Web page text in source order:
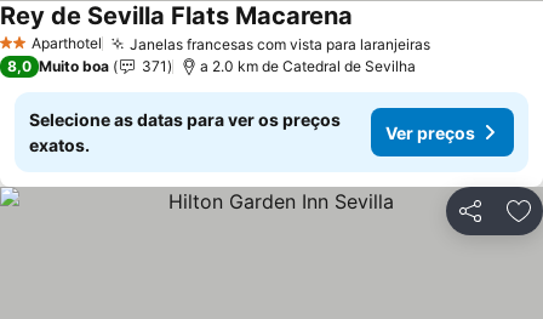
2 EstrelasAparthotel Janelas francesas com vista para laranjeiras
Rey de Sevilla Flats Macarena
8,0 Muito boa 371 a 2.0 km de Catedral de Sevilha
Selecione as datas para ver os preços
exatos.
Ver preços
Partilhar